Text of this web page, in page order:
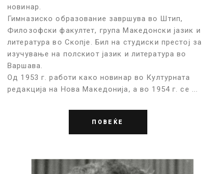
новинар.
Гимназиско образование завршува во Штип,
Филозофски факултет, група Македонски јазик и
литература во Скопје. Бил на студиски престој за
изучување на полскиот јазик и литература во
Варшава.
Од 1953 г. работи како новинар во Културната
редакција на Нова Македонија, а во 1954 г. се ...
ПОВЕЌЕ